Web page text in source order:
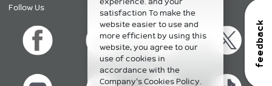
feedback
satisfaction To make the
website easier to use and
more efficient by using this
website, you agree to our
use of cookies in
accordance with the
Company's Cookies Policy.
Follow Us